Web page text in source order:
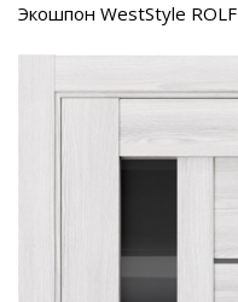
Экошпон WestStyle ROLF